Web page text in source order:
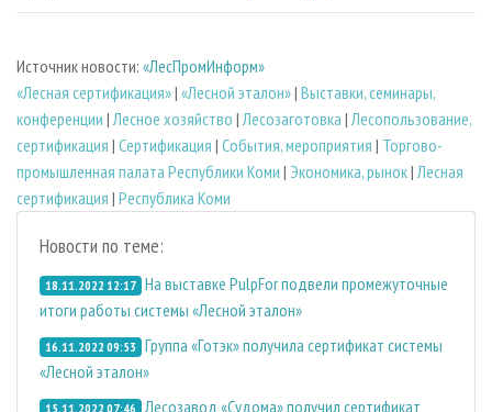
Источник новости: «ЛесПромИнформ»
«Лесная сертификация»| «Лесной эталон»| Выставки, семинары,
конференции |Лесное хозяйство |Лесозаготовка |Лесопользование,
сертификация | Сертификация | События, мероприятия | Торгово-
промышленная палата Республики Коми | Экономика, рынок|Лесная
сертификация | Республика Коми
Новости по теме:
18.11.2022 12:17 На выставке PulpFor подвели промежуточные
итоги работы системы «Лесной эталон»
16.11.2022 09:53 Группа «Готэк» получила сертификат системы
«Лесной эталон»
15.11.2022 07:46 Лесозавод «Судома» получил сертификат